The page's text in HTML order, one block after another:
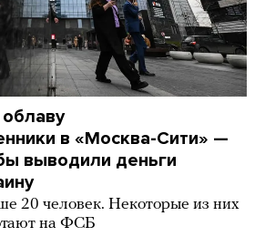
в «Москва-Сити» —
выводили деньги
20 человек. Некоторые из них
на ФСБ